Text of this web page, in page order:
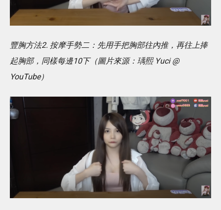
豐胸方法2. 按摩手勢二：先用手把胸部往內推，再往上捧
起胸部，同樣每邊10下（圖片來源：瑀熙 Yuci @
YouTube）